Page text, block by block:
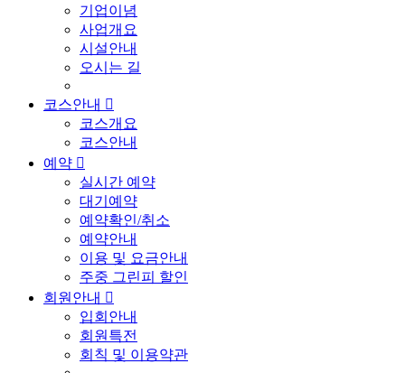
기업이념
사업개요
시설안내
오시는 길
코스안내 
코스개요
코스안내
예약 
실시간 예약
대기예약
예약확인/취소
예약안내
이용 및 요금안내
주중 그린피 할인
회원안내 
입회안내
회원특전
회칙 및 이용약관